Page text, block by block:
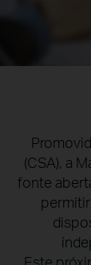
(CSA), a
fonte